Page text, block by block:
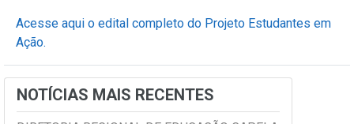
Acesse aqui o edital completo do Projeto Estudantes em
Ação.
NOTÍCIAS MAIS RECENTES